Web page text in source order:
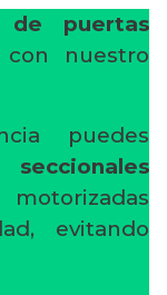
de puertas
con nuestro
puedes
evitando